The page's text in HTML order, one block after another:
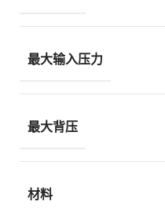
最大输入压力
最大背压
材料